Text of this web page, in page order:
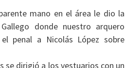
mano en el área le dio la
donde nuestro arquero
penal a Nicolás López sobre
se dirigió a los vestuarios con un